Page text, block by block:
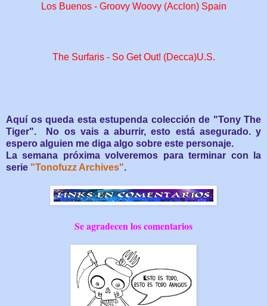
Los Buenos - Groovy Woovy (Acclon) Spain
The Surfaris - So Get Out! (Decca)U.S.
Aquí os queda esta estupenda colección de "Tony The
Tiger".
No os vais a aburrir, esto está asegurado.y
espero alguien me diga algo sobre este personaje.
La semana próxima volveremos para terminar con la
serie "Tonofuzz Archives".
Se agradecen los comentarios